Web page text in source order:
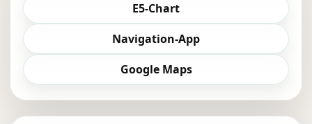
E5-Chart
Navigation-App
Google Maps